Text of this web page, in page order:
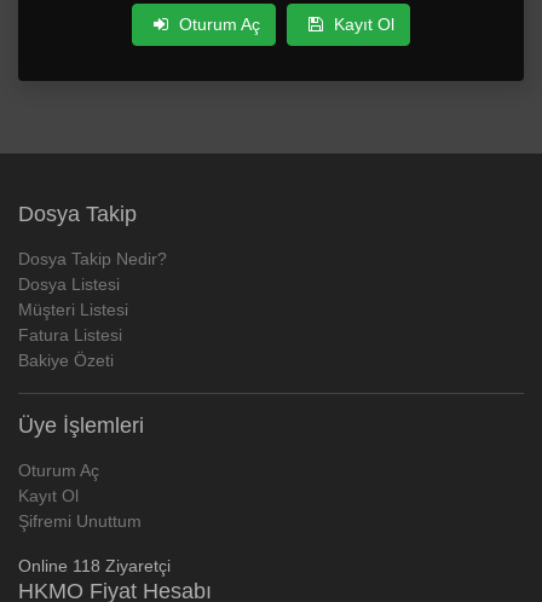
Oturum Aç Kayıt Ol
Dosya Takip
Dosya Takip Nedir?
Dosya Listesi
Müşteri Listesi
Fatura Listesi
Bakiye Özeti
Üye İşlemleri
Oturum Aç
Kayıt Ol
Şifremi Unuttum
Online 118 Ziyaretçi
HKMO Fiyat Hesabı